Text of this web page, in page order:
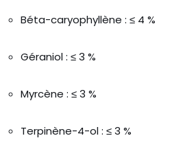
Béta-caryophyllène : ≤ 4 %
Géraniol : ≤ 3 %
Myrcène : ≤ 3 %
Terpinène-4-ol : ≤ 3 %